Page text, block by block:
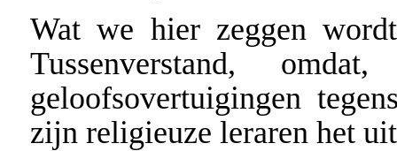
Wat we hier zeggen
Tussenverstand,
geloofsovertuigingen
zijn religieuze leraren het